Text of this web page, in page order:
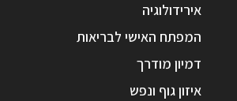
אירידולוגיה
המפתח האישי לבריאות
דמיון מודרך
איזון גוף ונפש